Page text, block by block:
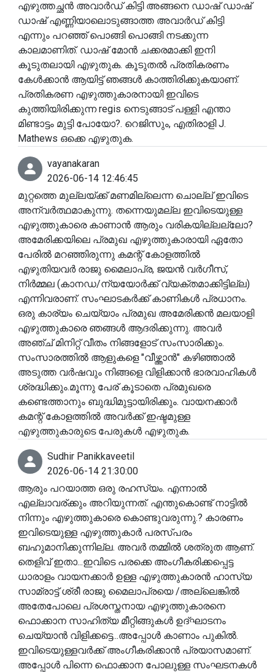
എഴുത്തച്ഛൻ അവാർഡ് കിട്ടി അങ്ങനെ ഡാഷ് ഡാഷ്
ഡാഷ് എണ്ണിയാലൊടുങ്ങാത്ത അവാർഡ് കിട്ടി
എന്നും പറഞ്ഞ് പൊങ്ങി പൊങ്ങി നടക്കുന്ന
കാലമാണിത്. ഡാഷ് മോൻ ചക്കരമാക്കി ഇനി
കൂടുതലായി എഴുതുക. കൂടുതൽ പ്രതികരണം
കേൾക്കാൻ ആയിട്ട് ഞങ്ങൾ കാത്തിരിക്കുകയാണ്.
പ്രതികരണ എഴുത്തുകാരനായി ഇവിടെ
കുത്തിയിരിക്കുന്ന regis നെടുങ്ങാട് പള്ളി എന്താ
മിണ്ടാട്ടം മുട്ടി പോയോ?. റെജിസും, എതിരാളി J.
Mathews ഒക്കെ എഴുതുക.
vayanakaran
2026-06-14 12:46:45
മുറ്റത്തെ മുല്ലയ്ക്ക് മണമില്ലെന്ന ചൊല്ല് ഇവിടെ
അന്വർത്ഥമാകുന്നു. തന്നെയുമല്ല ഇവിടെയുള്ള
എഴുത്തുകാരെ കാണാൻ ആരും വരികയില്ലല്ലോ?
അമേരിക്കയിലെ പ്രമുഖ എഴുത്തുകാരായി ഏതോ
പേരിൽ മറഞ്ഞിരുന്നു കമന്റ് കോളത്തിൽ
എഴുതിയവർ രാജു മൈലാപ്ര, ജയൻ വർഗീസ്,
നിർമ്മല (കാനഡ/ന്യയോർക്ക് വ്യക്തമാക്കിട്ടില്ല)
എന്നിവരാണ്. സംഘാടകർക്ക് കാണികൾ പ്രധാനം.
ഒരു കാര്യം ചെയ്യാം പ്രമുഖ അമേരിക്കൻ മലയാളി
എഴുത്തുകാരെ ഞങ്ങൾ ആദരിക്കുന്നു. അവർ
അഞ്ച് മിനിറ്റ് വീതം നിങ്ങളോട് സംസാരിക്കും.
സംസാരത്തിൽ ആളുകളെ "വീഴ്ത്താൻ" കഴിഞ്ഞാൽ
അടുത്ത വർഷവും നിങ്ങളെ വിളിക്കാൻ ഭാരവാഹികൾ
ശ്രദ്ധിക്കും.മൂന്നു പേര് കൂടാതെ പ്രമുഖരെ
കണ്ടെത്താനും ബുദ്ധിമുട്ടായിരിക്കും. വായനക്കാർ
കമന്റ് കോളത്തിൽ അവർക്ക് ഇഷ്ടമുള്ള
എഴുത്തുകാരുടെ പേരുകൾ എഴുതുക.
Sudhir Panikkaveetil
2026-06-14 21:30:00
ആരും പറയാത്ത ഒരു രഹസ്യം. എന്നാൽ
എല്ലാവര്ക്കും അറിയുന്നത്. എന്തുകൊണ്ട് നാട്ടിൽ
നിന്നും എഴുത്തുകാരെ കൊണ്ടുവരുന്നു.? കാരണം
ഇവിടെയുള്ള എഴുത്തുകാർ പരസ്പരം
ബഹുമാനിക്കുന്നില്ല. അവർ തമ്മിൽ ശത്രുത ആണ്.
തെളിവ് ഇതാ...ഇവിടെ പരക്കെ അംഗീകരിക്കപ്പെട്ട
ധാരാളം വായനക്കാർ ഉള്ള എഴുത്തുകാരൻ ഹാസ്യ
സാമ്രാട്ട് ശ്രീ രാജു മൈലാപ്രയെ /അല്ലെങ്കിൽ
അതേപോലെ പ്രശസ്തനായ എഴുത്തുകാരനെ
ഫൊക്കാന സാഹിത്യ മീറ്റിങ്ങുകൾ ഉദ്ഘാടനം
ചെയ്യാൻ വിളിക്കട്ടെ...അപ്പോൾ കാണാം പുകിൽ.
ഇവിടെയുള്ളവർക്ക് അംഗീകരിക്കാൻ പ്രയാസമാണ്.
അപ്പോൾ പിന്നെ ഫൊക്കാന പോലുള്ള സംഘടനകൾ